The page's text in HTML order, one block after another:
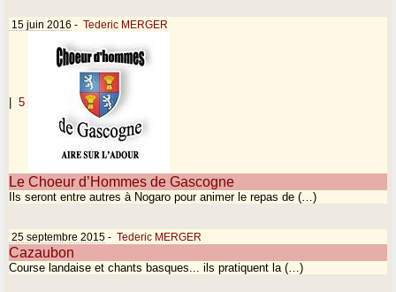
15 juin 2016 - Tederic MERGER
5
Le Choeur d’Hommes de Gascogne
Ils seront entre autres à Nogaro pour animer le repas de (…)
25 septembre 2015 - Tederic MERGER
Cazaubon
Course landaise et chants basques... ils pratiquent la (…)